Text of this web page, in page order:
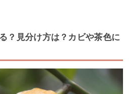
？見分け方は？カビや茶色に